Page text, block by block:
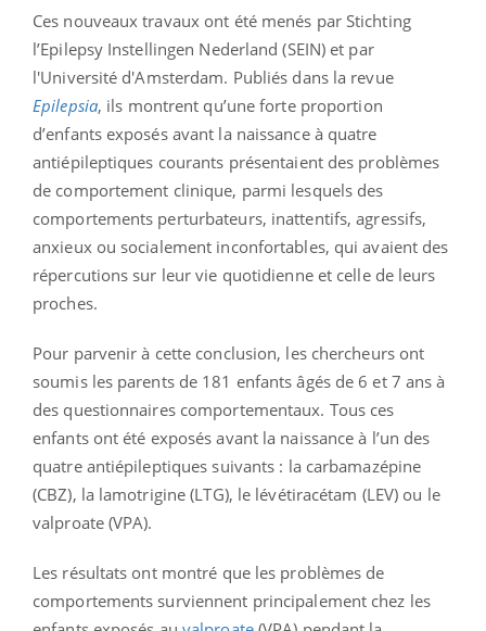
Ces nouveaux travaux ont été menés par Stichting
l’Epilepsy Instellingen Nederland (SEIN) et par
l'Université d'Amsterdam. Publiés dans la revue
Epilepsia, ils montrent qu’une forte proportion
d’enfants exposés avant la naissance à quatre
antiépileptiques courants présentaient des problèmes
de comportement clinique, parmi lesquels des
comportements perturbateurs, inattentifs, agressifs,
anxieux ou socialement inconfortables, qui avaient des
répercutions sur leur vie quotidienne et celle de leurs
proches.
Pour parvenir à cette conclusion, les chercheurs ont
soumis les parents de 181 enfants âgés de 6 et 7 ans à
des questionnaires comportementaux. Tous ces
enfants ont été exposés avant la naissance à l’un des
quatre antiépileptiques suivants : la carbamazépine
(CBZ), la lamotrigine (LTG), le lévétiracétam (LEV) ou le
valproate (VPA).
Les résultats ont montré que les problèmes de
comportements surviennent principalement chez les